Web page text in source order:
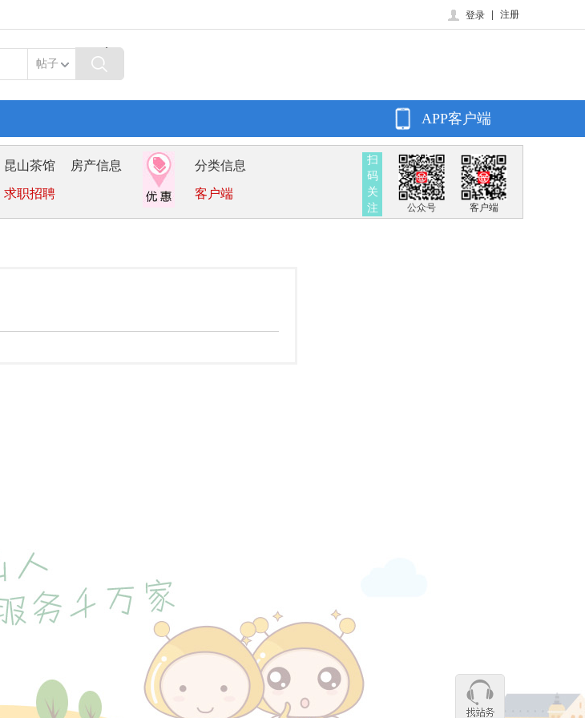
登录 注册
帖子
APP客户端
昆山茶馆 房产信息
求职招聘
分类信息
客户端
扫
码
关
注
公众号 客户端